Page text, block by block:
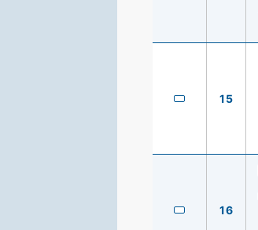
15
16